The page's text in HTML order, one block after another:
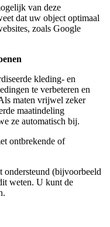
van deze
dat uw object optimaal
zoals Google
kleding- en
te verbeteren en
maten vrijwel zeker
maatindeling
ze automatisch bij.
ontbrekende of
(bijvoorbeeld
weten. U kunt de